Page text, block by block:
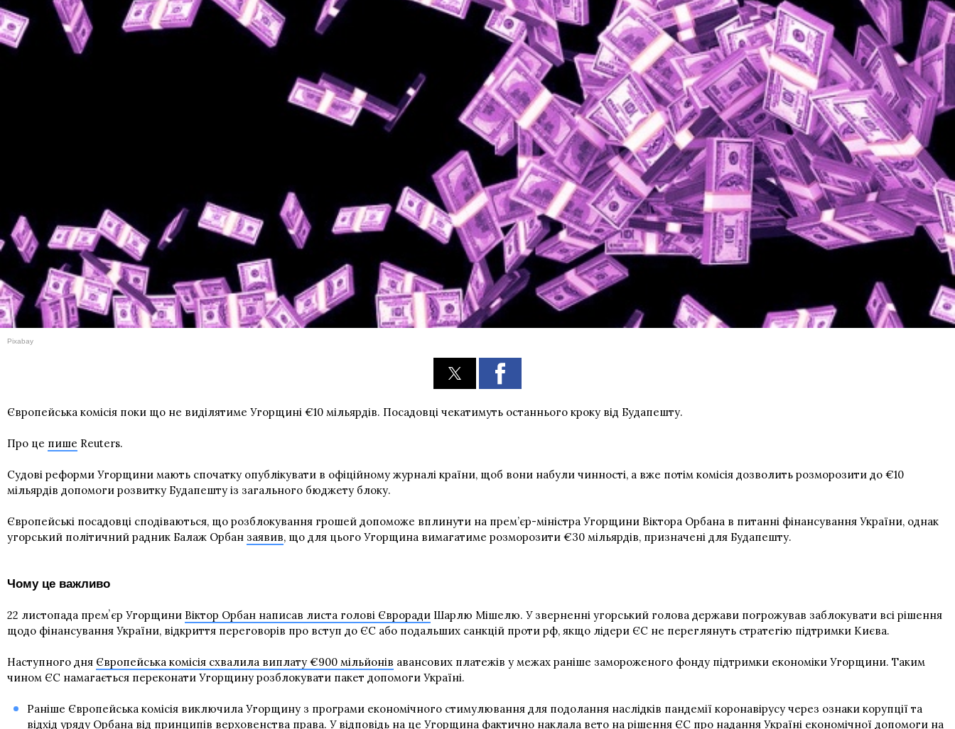
Pixabay
Європейська комісія поки що не виділятиме Угорщині €10 мільярдів. Посадовці чекатимуть останнього кроку від Будапешту.
Про це пише Reuters.
Cудові реформи Угорщини мають спочатку опублікувати в офіційному журналі країни, щоб вони набули чинності, а вже потім комісія дозволить розморозити до €10
мільярдів допомоги розвитку Будапешту із загального бюджету блоку.
Європейські посадовці сподіваються, що розблокування грошей допоможе вплинути на прем’єр-міністра Угорщини Віктора Орбана в питанні фінансування України, однак
угорський політичний радник Балаж Орбан заявив, що для цього Угорщина вимагатиме розморозити €30 мільярдів, призначені для Будапешту.
Чому це важливо
22 листопада премʼєр Угорщини Віктор Орбан написав листа голові Євроради Шарлю Мішелю. У зверненні угорський голова держави погрожував заблокувати всі рішення
щодо фінансування України, відкриття переговорів про вступ до ЄС або подальших санкцій проти рф, якщо лідери ЄС не переглянуть стратегію підтримки Києва.
Наступного дня Європейська комісія схвалила виплату €900 мільйонів авансових платежів у межах раніше замороженого фонду підтримки економіки Угорщини. Таким
чином ЄС намагається переконати Угорщину розблокувати пакет допомоги Україні.
Раніше Європейська комісія виключила Угорщину з програми економічного стимулювання для подолання наслідків пандемії коронавірусу через ознаки корупції та
відхід уряду Орбана від принципів верховенства права. У відповідь на це Угорщина фактично наклала вето на рішення ЄС про надання Україні економічної допомоги на